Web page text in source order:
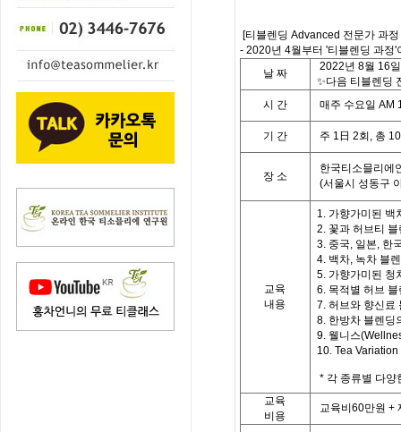
[티블렌딩 Advanced 전문가 과정
- 2020년 4월부터 '티블렌딩 과정'
날 짜
2022년 8월 16
✨다음 티블렌딩
시
간 매주 수요일 AM
기 간 주 1 日 2회 , 총 10
장 소
한국티소믈리에
(서울시 성동구
교육
내용
1. 가향가미된 백
2. 꽃과 허브티
3. 중국, 일본, 한
4. 백차, 녹차 블
5. 가향가미된 청
6. 목적별 허브
7. 허브와 향신료
8. 한방차 블렌딩
9. 웰니스
10. Tea
* 각 종류별 다양
교육
비용
교육비 60만원 +